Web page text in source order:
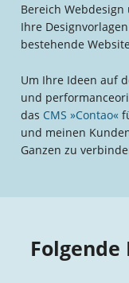
Bereich
Ihre
bestehende
Um Ihre Ideen auf
und
das CMS »Contao«
und meinen
Ganzen zu